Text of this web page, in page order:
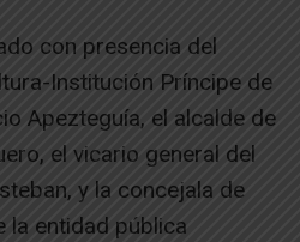
con presencia del
Institución Príncipe de
Apezteguía, el alcalde de
el vicario general del
y la concejala de
la entidad pública